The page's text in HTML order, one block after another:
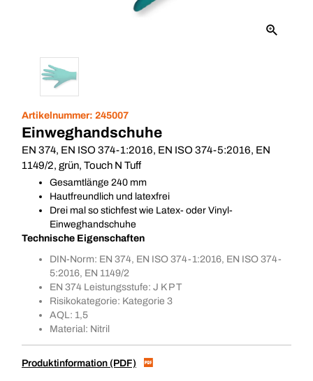
Artikelnummer: 245007
Einweghandschuhe
EN 374, EN ISO 374-1:2016, EN ISO 374-5:2016, EN
1149/2, grün, Touch N Tuff
Gesamtlänge 240 mm
Hautfreundlich und latexfrei
Drei mal so stichfest wie Latex- oder Vinyl-
Einweghandschuhe
Technische Eigenschaften
DIN-Norm: EN 374, EN ISO 374-1:2016, EN ISO 374-
5:2016, EN 1149/2
EN 374 Leistungsstufe: J K P T
Risikokategorie: Kategorie 3
AQL: 1,5
Material: Nitril
Produktinformation (PDF)